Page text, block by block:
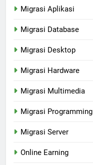
Migrasi Aplikasi
Migrasi Database
Migrasi Desktop
Migrasi Hardware
Migrasi Multimedia
Migrasi Programming
Migrasi Server
Online Earning